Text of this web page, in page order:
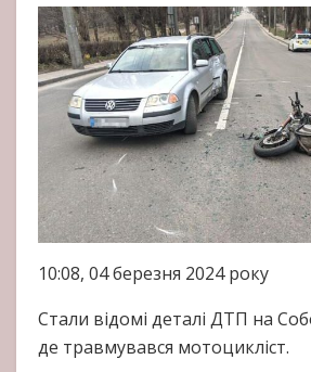
10:08, 04 березня 2024 року
Стали відомі деталі ДТП на
де травмувався мотоцикліст.